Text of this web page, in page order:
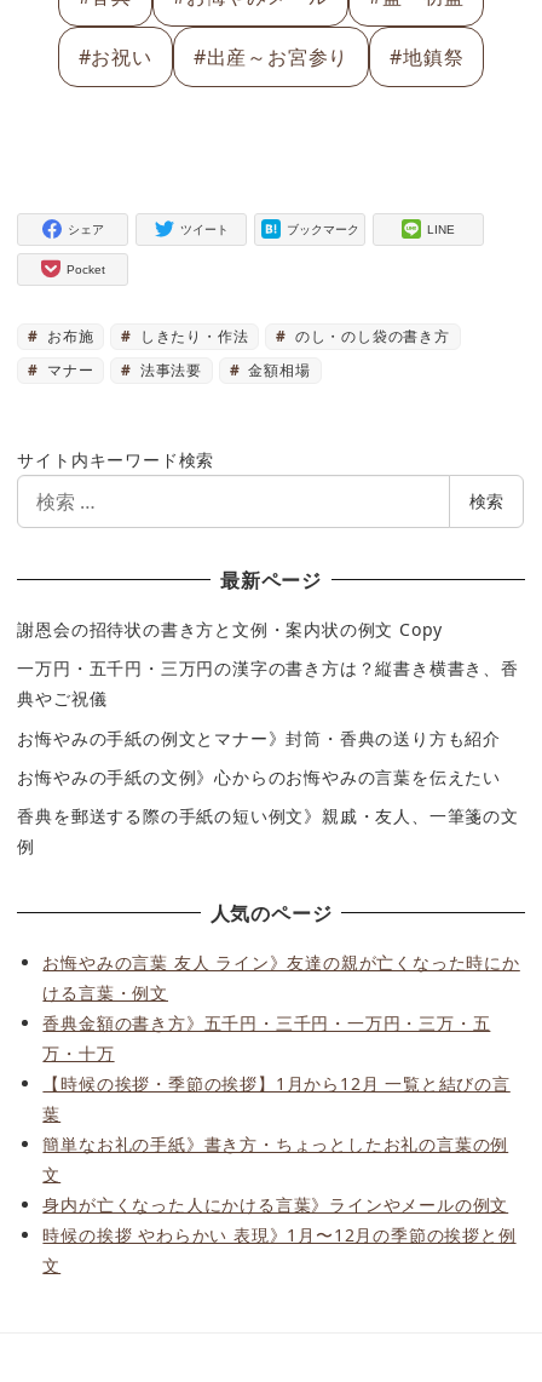
#お祝い #出産～お宮参り #地鎮祭
シェア ツイート ブックマーク LINE
Pocket
お布施 しきたり・作法
のし・のし袋の書き方
マナー
法事法要 金額相場
サイト内キーワード検索
索
検索
最新ページ
謝恩会の招待状の書き方と文例・案内状の例文 Copy
一万円・五千円・三万円の漢字の書き方は？縦書き横書き、香
典やご祝儀
お悔やみの手紙の例文とマナー》封筒・香典の送り方も紹介
お悔やみの手紙の文例》心からのお悔やみの言葉を伝えたい
香典を郵送する際の手紙の短い例文》親戚・友人、一筆箋の文
例
人気のページ
お悔やみの言葉 友人 ライン》友達の親が亡くなった時にか
ける言葉・例文
香典金額の書き方》五千円・三千円・一万円・三万・五
万・十万
【時候の挨拶・季節の挨拶】1月から12月 一覧と結びの言
葉
簡単なお礼の手紙》書き方・ちょっとしたお礼の言葉の例
文
身内が亡くなった人にかける言葉》ラインやメールの例文
時候の挨拶 やわらかい 表現》1月〜12月の季節の挨拶と例
文